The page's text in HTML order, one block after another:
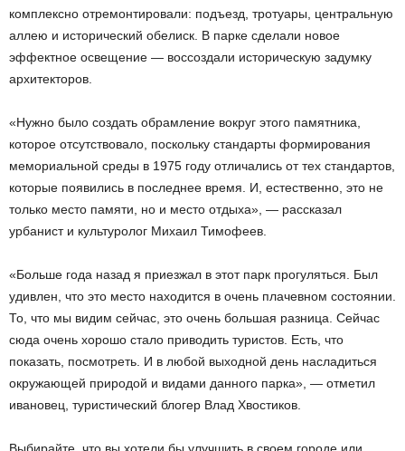
комплексно отремонтировали: подъезд, тротуары, центральную
аллею и исторический обелиск. В парке сделали новое
эффектное освещение — воссоздали историческую задумку
архитекторов.
«Нужно было создать обрамление вокруг этого памятника,
которое отсутствовало, поскольку стандарты формирования
мемориальной среды в 1975 году отличались от тех стандартов,
которые появились в последнее время. И, естественно, это не
только место памяти, но и место отдыха», — рассказал
урбанист и культуролог Михаил Тимофеев.
«Больше года назад я приезжал в этот парк прогуляться. Был
удивлен, что это место находится в очень плачевном состоянии.
То, что мы видим сейчас, это очень большая разница. Сейчас
сюда очень хорошо стало приводить туристов. Есть, что
показать, посмотреть. И в любой выходной день насладиться
окружающей природой и видами данного парка», — отметил
ивановец, туристический блогер Влад Хвостиков.
Выбирайте, что вы хотели бы улучшить в своем городе или